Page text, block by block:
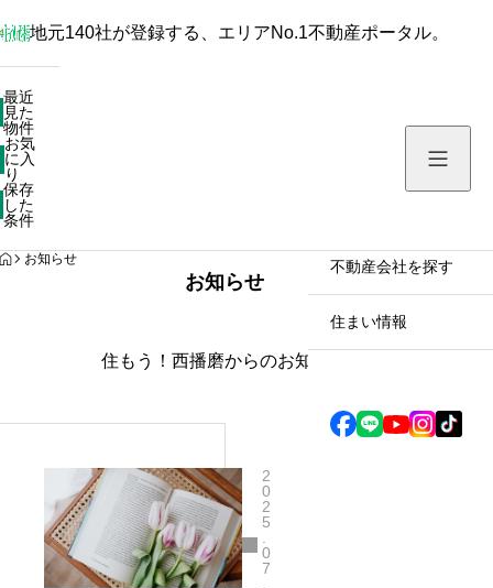
保存した条件
不動産会社を探す
住まい情報
地元140社が登録する、エリアNo.1不動産ポータル。
最近
見た
物件
お気
に入
り
保存
した
条件
HOME
お知らせ
お知らせ
住もう！西播磨からのお知らせ
2
0
2
5
0
7